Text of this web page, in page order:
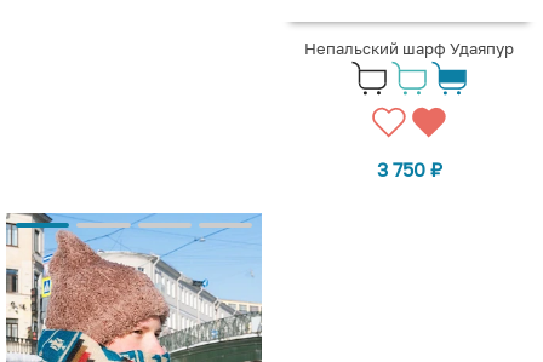
Непальский шарф Удаяпур
3 750 ₽